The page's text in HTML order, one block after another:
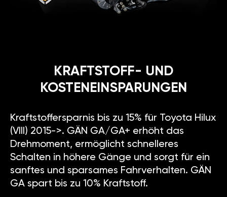
KRAFTSTOFF- UND
KOSTENEINSPARUNGEN
Kraftstoffersparnis bis zu 15% für Toyota Hilux
(VIII) 2015->. GÄN GA/GA+ erhöht das
Drehmoment, ermöglicht schnelleres
Schalten in höhere Gänge und sorgt für ein
sanftes und sparsames Fahrverhalten. GÄN
GA spart bis zu 10% Kraftstoff.